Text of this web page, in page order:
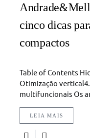
cinco dicas
compactos
Table of Contents
Otimização
multifuncionais Os
LEIA MAIS